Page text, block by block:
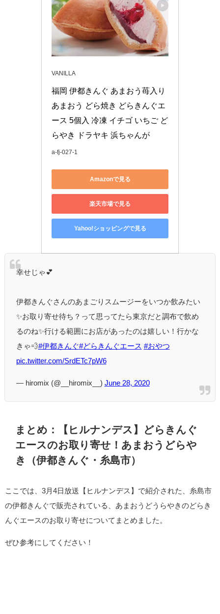
VANILLA
福岡 伊都きんぐ あまおう苺入り
あまおう どら焼き どらきんぐエ
ース 5個入 冷凍 イチゴ いちご ど
らやき ドラヤキ 浜ちゃんが
a-fj-027-1
Amazonで見る
楽天市場で見る
Yahoo!ショッピングで見る
幸せじゃ💕
伊都きんぐさんのあまごりスムージーをいつか飲みたい
✨お取り寄せ待ち？って思ってたら東京だと調布で飲め
るのね✨行ける範囲にお店があったのは嬉しい！行かな
きゃ💨#伊都きんぐ#どらきんぐエース #おやつ
pic.twitter.com/SrdETc7pW6
— hiromix (@__hiromix__) June 28, 2020
まとめ：【ヒルナンデス】どらきんぐ
エースのお取り寄せ！あまおうどらや
き（伊都きんぐ・糸島市）
ここでは、3月4日放送【ヒルナンデス】で紹介された、糸島市
の伊都きんぐで販売されている、あまおうどうらやきのどらき
んぐエースのお取り寄せについてまとめました。
ぜひ参考にしてください！